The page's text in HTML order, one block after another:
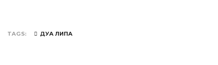
TAGS ДУА ЛИПА